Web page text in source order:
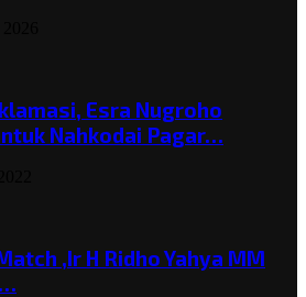
Esra Nugroho
Nahkodai Pagar…
,Ir H Ridho Yahya MM